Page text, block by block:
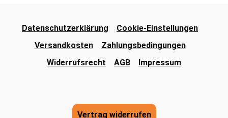
Datenschutzerklärung
Cookie-Einstellungen
Versandkosten
Zahlungsbedingungen
Widerrufsrecht
AGB Impressum
Vertrag widerrufen